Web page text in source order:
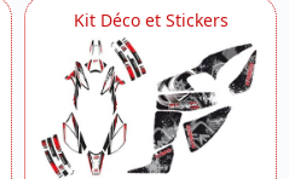
Kit Déco et Stickers